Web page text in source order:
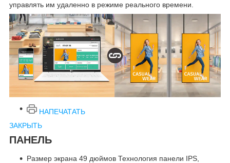
управлять им удаленно в режиме реального времени.
НАПЕЧАТАТЬ
ЗАКРЫТЬ
ПАНЕЛЬ
Размер экрана 49 дюймов Технология панели IPS,